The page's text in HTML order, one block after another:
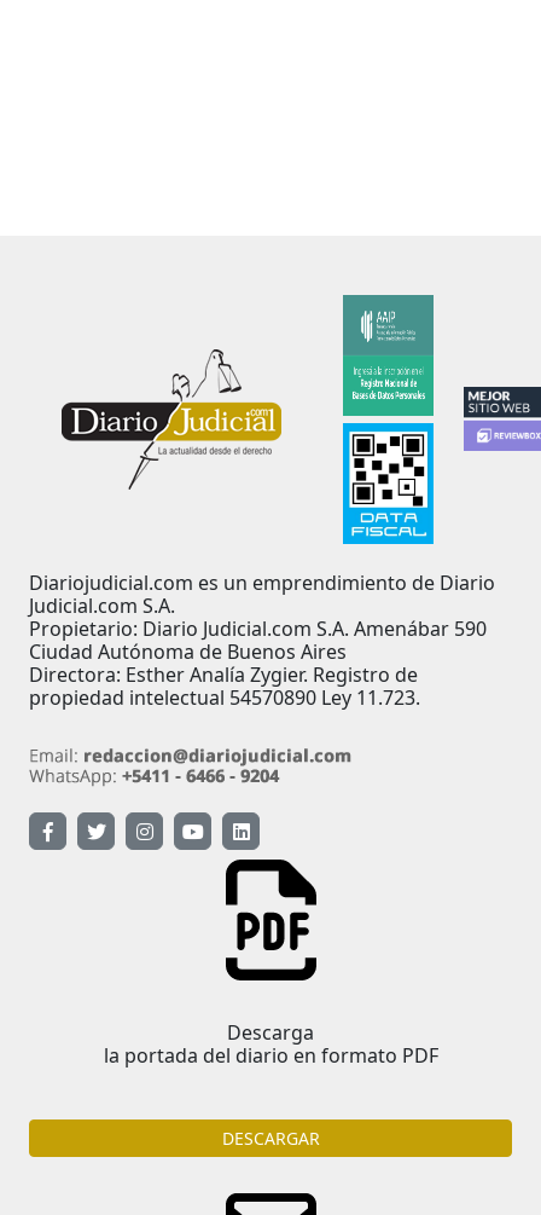
Diariojudicial.com es un emprendimiento de Diario
Judicial.com S.A.
Propietario: Diario Judicial.com S.A. Amenábar 590
Ciudad Autónoma de Buenos Aires
Directora: Esther Analía Zygier. Registro de
propiedad intelectual 54570890 Ley 11.723.
Descarga
la portada del diario en formato PDF
DESCARGAR